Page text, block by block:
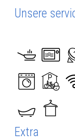
Unsere
Extra